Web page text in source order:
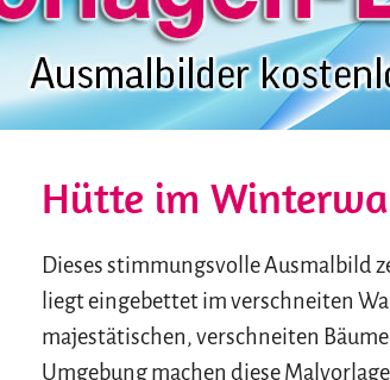
Hütte im
Dieses stimmungsvolle Ausmalbild
liegt eingebettet im verschneiten
majestätischen, verschneiten
Umgebung machen diese